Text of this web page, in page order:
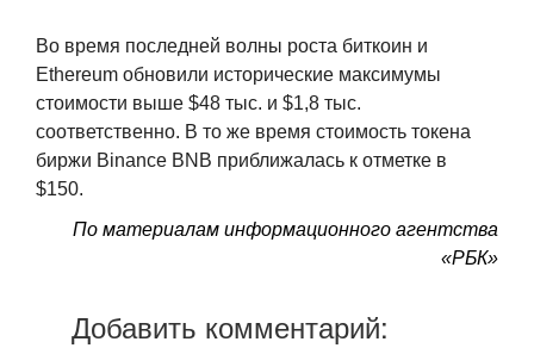
Во время последней волны роста биткоин и
Ethereum обновили исторические максимумы
стоимости выше $48 тыс. и $1,8 тыс.
соответственно. В то же время стоимость токена
биржи Binance BNB приближалась к отметке в
$150.
По материалам информационного агентства
«РБК»
Добавить комментарий: